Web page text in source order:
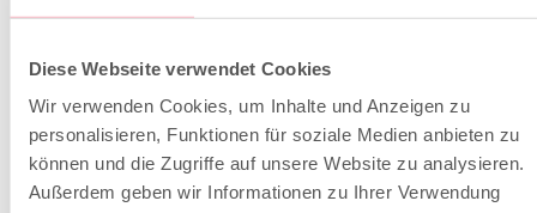
Diese Webseite verwendet Cookies
Wir verwenden Cookies, um Inhalte und Anzeigen zu
personalisieren, Funktionen für soziale Medien anbieten zu
können und die Zugriffe auf unsere Website zu analysieren.
Außerdem geben wir Informationen zu Ihrer Verwendung
Das Streifenmuster wirkt durch die besondere
super frisch und modern. Der leicht boxy geschnittene
mit kontrastfarbenen Ziernähten versehen.